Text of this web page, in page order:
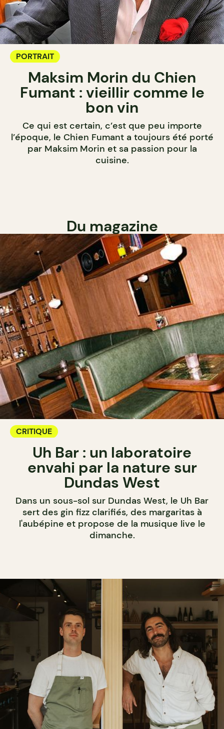
PORTRAIT
Maksim Morin du Chien
Fumant : vieillir comme le
bon vin
Ce qui est certain, c’est que peu importe
l’époque, le Chien Fumant a toujours été porté
par Maksim Morin et sa passion pour la
cuisine.
Du magazine
CRITIQUE
Uh Bar : un laboratoire
envahi par la nature sur
Dundas West
Dans un sous-sol sur Dundas West, le Uh Bar
sert des gin fizz clarifiés, des margaritas à
l'aubépine et propose de la musique live le
dimanche.